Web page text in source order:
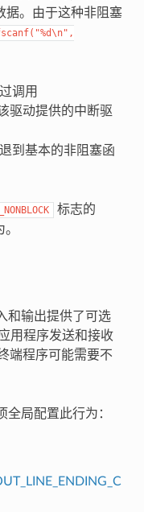
据。由于这种非阻塞
调用
驱动提供的中断驱
到基本的非阻塞函
标志的
和输出提供了可选
用程序发送和接收
端程序可能需要不
全局配置此行为：